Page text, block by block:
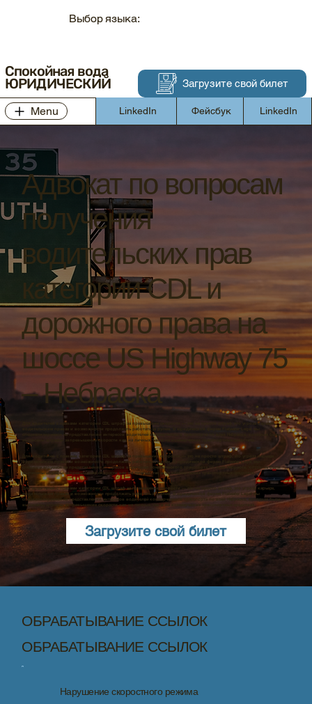
Спокойная вода
ЮРИДИЧЕСКИЙ
Выбор языка:
Загрузите свой билет
Menu LinkedIn Фейсбук LinkedIn
Адвокат по вопросам
получения
водительских прав
категории CDL и
дорожного права на
шоссе US Highway 75
– Небраска
Для водителей с правами категории CDL штраф за превышение скорости — это не просто штраф, это угроза карьере,
водительским правам и возможности продолжать работать за рулем. В юридической фирме Flatwater Legal мы
специализируемся на представлении интересов водителей коммерческого транспорта по всей Небраске, которым были
выписаны штрафы за превышение скорости как на личных, так и на коммерческих транспортных средствах.
Загрузите свой билет
Для водителей с правами категории CDL штраф за превышение скорости — это не просто штраф, это угроза карьере,
водительским правам и возможности продолжать работать за рулем. В юридической фирме Flatwater Legal мы
специализируемся на представлении интересов водителей коммерческого транспорта по всей Небраске, которым были
выписаны штрафы за превышение скорости как на личных, так и на коммерческих транспортных средствах.
Для водителей с правами категории CDL штраф за превышение скорости — это не просто штраф, это угроза карьере,
водительским правам и возможности продолжать работать за рулем. В юридической фирме Flatwater Legal мы
специализируемся на представлении интересов водителей коммерческого транспорта по всей Небраске, которым были
выписаны штрафы за превышение скорости как на личных, так и на коммерческих транспортных средствах.
ОБРАБАТЫВАНИЕ ССЫЛОК
Нарушение скоростного режима
ОБРАБАТЫВАНИЕ ССЫЛОК